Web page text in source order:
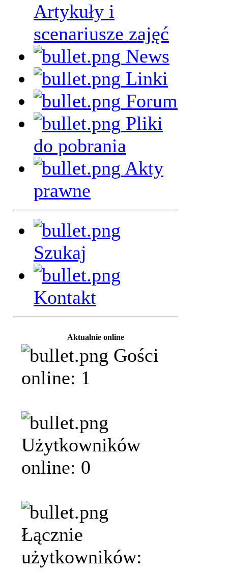
Artykuły i
scenariusze zajęć
News
Linki
Forum
Pliki
do pobrania
Akty
prawne
Szukaj
Kontakt
Aktualnie online
Gości
online: 1
Użytkowników
online: 0
Łącznie
użytkowników: